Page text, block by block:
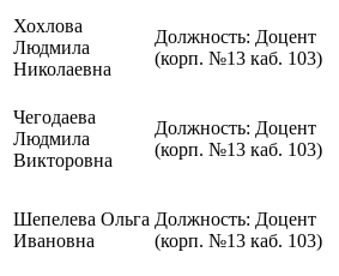
Хохлова
Людмила
Николаевна
Должность: Доцент
(корп. №13 каб. 103)
Чегодаева
Людмила
Викторовна
Должность: Доцент
(корп. №13 каб. 103)
Шепелева Ольга
Ивановна
Должность: Доцент
(корп. №13 каб. 103)